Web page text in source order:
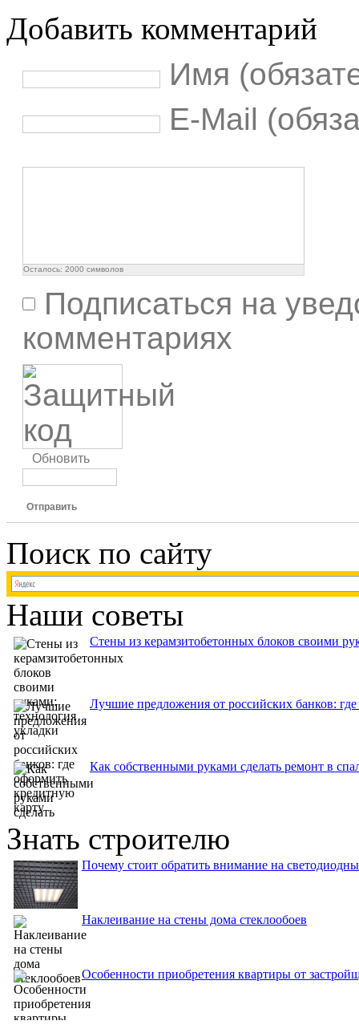
Добавить комментарий
Имя
E-Mail
Осталось: 2000 символов
Подписаться на
комментариях
Обновить
Отправить
Поиск по сайту
Наши советы
Стены из керамзитобетонных блоков своими
Лучшие предложения от российских банков:
Как собственными руками сделать ремонт в
Знать строителю
Почему стоит обратить внимание на
Наклеивание на стены дома стеклообоев
Особенности приобретения квартиры от